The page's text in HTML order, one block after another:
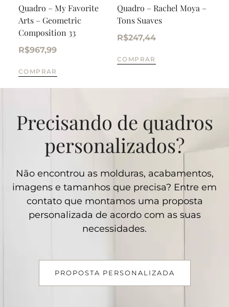
Quadro – My Favorite
Arts – Geometric
Composition 33
R$967,99
COMPRAR
Quadro – Rachel Moya –
Tons Suaves
R$247,44
COMPRAR
Precisando de quadros
personalizados?
Não encontrou as molduras, acabamentos,
imagens e tamanhos que precisa? Entre em
contato que montamos uma proposta
personalizada de acordo com as suas
necessidades.
PROPOSTA PERSONALIZADA